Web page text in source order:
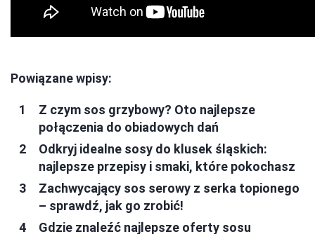
Powiązane wpisy:
Z czym sos grzybowy? Oto najlepsze
połączenia do obiadowych dań
Odkryj idealne sosy do klusek śląskich:
najlepsze przepisy i smaki, które pokochasz
Zachwycający sos serowy z serka topionego
– sprawdź, jak go zrobić!
Gdzie znaleźć najlepsze oferty sosu